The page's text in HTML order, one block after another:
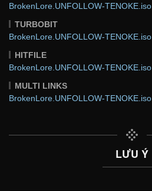
BrokenLore.UNFOLLOW-TENOKE.iso
TURBOBIT
BrokenLore.UNFOLLOW-TENOKE.iso
HITFILE
BrokenLore.UNFOLLOW-TENOKE.iso
MULTI LINKS
BrokenLore.UNFOLLOW-TENOKE.iso
LƯU Ý